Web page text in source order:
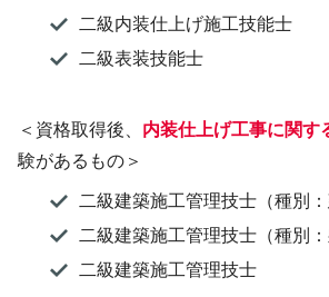
二級内装仕上げ施工技能士
二級表装技能士
＜資格取得後、 内装仕上げ工事に関す
験があるもの＞
二級建築施工管理技士（種別：
二級建築施工管理技士（種別：
二級建築施工管理技士